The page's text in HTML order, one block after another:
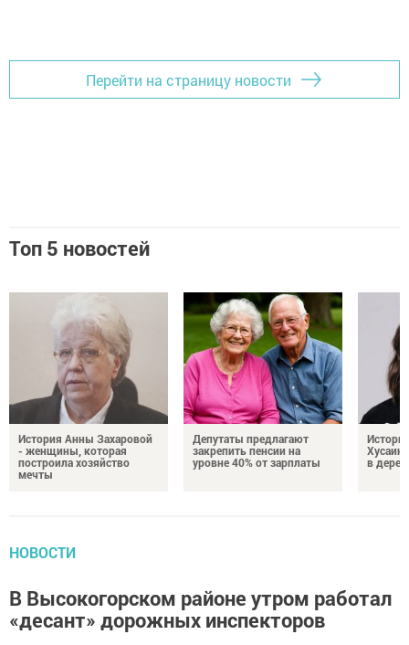
Перейти на страницу новости
Топ 5 новостей
История Анны Захаровой
- женщины, которая
построила хозяйство
мечты
Депутаты предлагают
закрепить пенсии на
уровне 40% от зарплаты
в
НОВОСТИ
В Высокогорском районе утром работал
«десант» дорожных инспекторов